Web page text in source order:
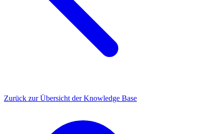
Zurück zur Übersicht der Knowledge Base